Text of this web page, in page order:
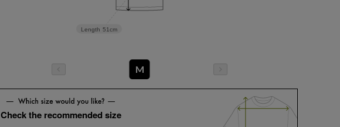
Length 51cm
M
Check the recommended size